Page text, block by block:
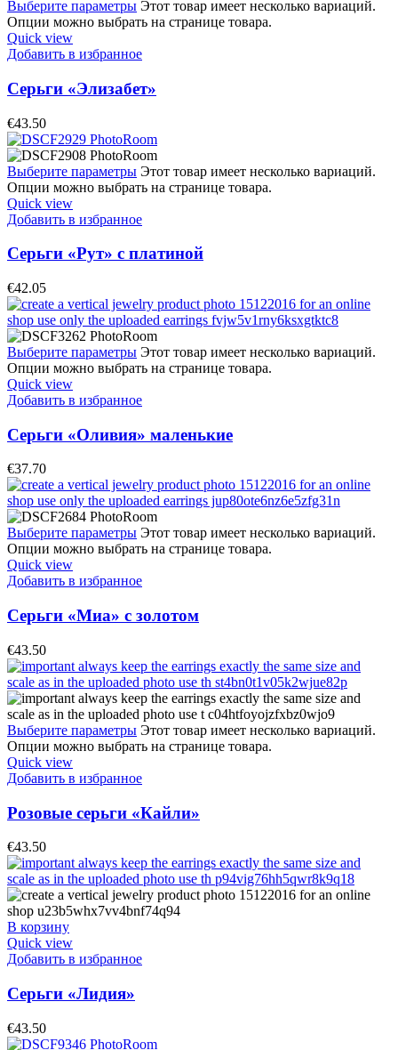
Выберите параметры Этот товар имеет несколько вариаций.
Опции можно выбрать на странице товара.
Quick view
Добавить в избранное
Серьги «Элизабет»
€43.50
Выберите параметры Этот товар имеет несколько вариаций.
Опции можно выбрать на странице товара.
Quick view
Добавить в избранное
Серьги «Рут» с платиной
€42.05
Выберите параметры Этот товар имеет несколько вариаций.
Опции можно выбрать на странице товара.
Quick view
Добавить в избранное
Серьги «Оливия» маленькие
€37.70
Выберите параметры Этот товар имеет несколько вариаций.
Опции можно выбрать на странице товара.
Quick view
Добавить в избранное
Серьги «Миа» с золотом
€43.50
Выберите параметры Этот товар имеет несколько вариаций.
Опции можно выбрать на странице товара.
Quick view
Добавить в избранное
Розовые серьги «Кайли»
€43.50
В корзину
Quick view
Добавить в избранное
Серьги «Лидия»
€43.50